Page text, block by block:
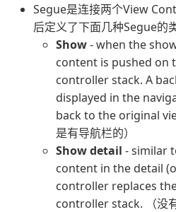
Segue是连接两个View
后定义了下面几种Segue的
Show- when the
content is pushed on
controller stack. A
displayed in the
back to the original
是有导航栏的）
Show detail - similar
content in the detail
controller replaces
controller stack. （没有